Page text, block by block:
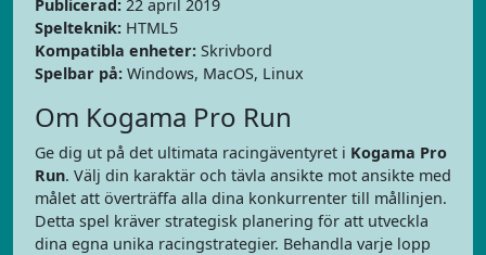
Publicerad: 22 april 2019
Spelteknik: HTML5
Kompatibla enheter: Skrivbord
Spelbar på: Windows, MacOS, Linux
Om Kogama Pro Run
Ge dig ut på det ultimata racingäventyret i Kogama Pro
Run. Välj din karaktär och tävla ansikte mot ansikte med
målet att överträffa alla dina konkurrenter till mållinjen.
Detta spel kräver strategisk planering för att utveckla
dina egna unika racingstrategier. Behandla varje lopp